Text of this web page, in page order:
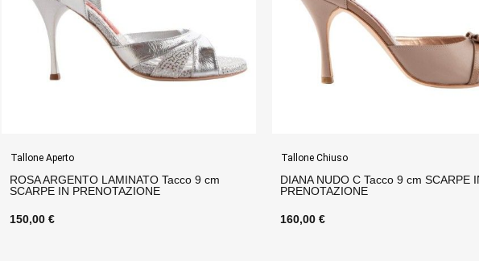
Tallone Chiuso
DIANA NUDO C Tacco 9 cm SCARPE IN
PRENOTAZIONE
160,00 €
Tallone Chiuso
CLIO SILVER Pianta Larga Tacco 6
SCARPE IN PRENOTAZIONE
145,00 €